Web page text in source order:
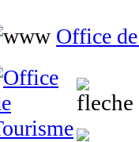
Office